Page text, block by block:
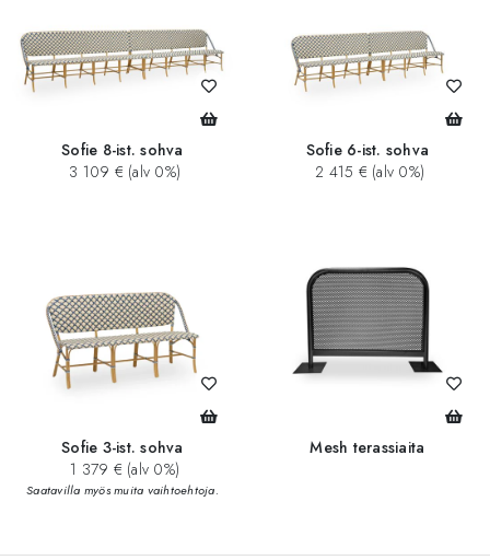
Sofie 8-ist. sohva
3 109 € (alv 0%)
Sofie 6-ist. sohva
2 415 € (alv 0%)
Sofie 3-ist. sohva
1 379 € (alv 0%)
Saatavilla myös muita vaihtoehtoja.
Mesh terassiaita